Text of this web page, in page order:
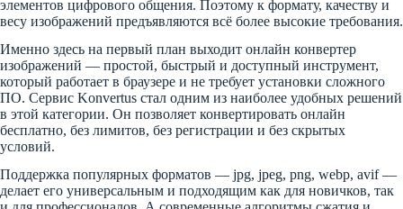
элементов цифрового общения. Поэтому к формату, качеству и
весу изображений предъявляются всё более высокие требования.
Именно здесь на первый план выходит онлайн конвертер
изображений — простой, быстрый и доступный инструмент,
который работает в браузере и не требует установки сложного
ПО. Сервис Konvertus стал одним из наиболее удобных решений
в этой категории. Он позволяет конвертировать онлайн
бесплатно, без лимитов, без регистрации и без скрытых
условий.
Поддержка популярных форматов — jpg, jpeg, png, webp, avif —
делает его универсальным и подходящим как для новичков, так